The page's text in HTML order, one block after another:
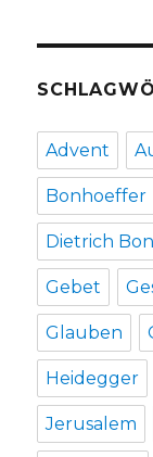
Advent
Bonhoeffer
Dietrich
Gebet
Glauben
Heidegger
Jerusalem